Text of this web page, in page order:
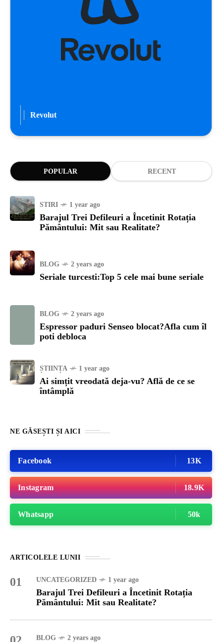
Revolut
POPULAR RECENT
STIRI 1 year ago
Barajul Trei Defileuri a Încetinit Rotația
Pământului: Mit sau Realitate?
BLOG 2 years ago
Seriale turcesti:Top 5 cele mai bune seriale
BLOG 2 years ago
Espressor paduri Senseo blocat?Afla cum îl
poti debloca
ȘTIINȚA 1 year ago
Ai simțit vreodată deja-vu? Află de ce se
întâmplă
NE GĂSEȘTI ȘI AICI
Facebook 13K
Instagram 18.9K
Whatsapp 50k
ARTICOLELE LUNII
01 UNCATEGORIZED 1 year ago
Barajul Trei Defileuri a Încetinit Rotația
Pământului: Mit sau Realitate?
BLOG 2 years ago